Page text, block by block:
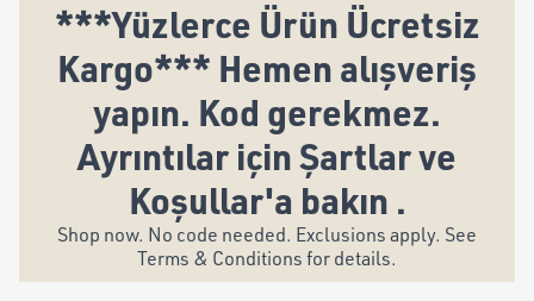
***Yüzlerce Ürün Ücretsiz
Kargo*** Hemen alışveriş
yapın. Kod gerekmez.
Ayrıntılar için Şartlar ve
Koşullar'a bakın .
Shop now. No code needed. Exclusions apply. See
Terms & Conditions for details.